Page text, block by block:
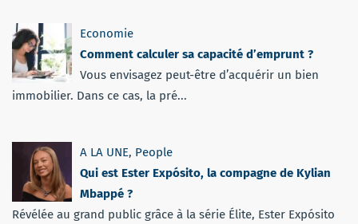
Economie
Comment calculer sa capacité d’emprunt ?
Vous envisagez peut-être d’acquérir un bien
immobilier. Dans ce cas, la pré...
A LA UNE, People
Qui est Ester Expósito, la compagne de Kylian
Mbappé ?
Révélée au grand public grâce à la série Élite, Ester Expósito